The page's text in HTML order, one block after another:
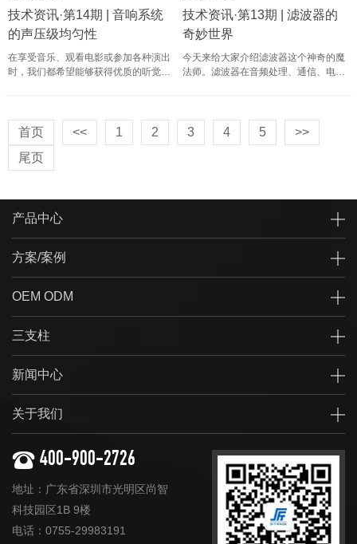
技术资讯·第14期 | 音响系统
的声压级均匀性
在享受音乐、观看电影或参加各种演出
时，我们都希望能够获得优质的听觉体
我们来了解一下声压级均匀性……
技术资讯·第13期 | 滤波器的
奇妙世界
今天来给大家介绍滤波器这个神奇的魔
法师。滤波器在音频处理、通信、电子
滤波器的类型和作用。 低……
首页 << 1 2 3 4 5
>>
尾页
产品中心
方案/案例
OEM ODM
三支柱
新闻中心
关于我们
400-900-2726
地址：广东省深圳市光明区尚智
科技园区1B 9楼
电话：0755-29983191